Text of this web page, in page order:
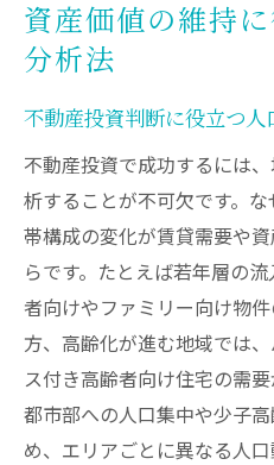
資産価値維持のた
地価が上がるエリ
大暴落リスクを避ける
不動産投資で大暴
極め
資産価値が落ちな
略
人口構造の変化と
法
将来の暴落リスク
不動産バブル回避
資産価値の維持
分析法
不動産投資判断に役立つ人
不動産投資で成功するには
析することが不可欠です。
帯構成の変化が賃貸需要や
らです。たとえば若年層の
者向けやファミリー向け物
方、高齢化が進む地域では
ス付き高齢者向け住宅の需
都市部への人口集中や少子
め、エリアごとに異なる人